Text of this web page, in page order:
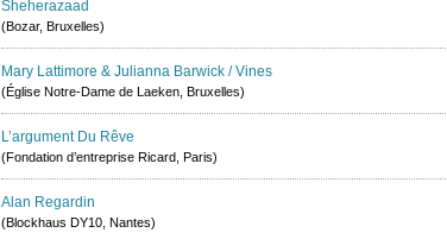
Sheherazaad
(Bozar, Bruxelles)
Mary Lattimore & Julianna Barwick / Vines
(Église Notre-Dame de Laeken, Bruxelles)
L’argument Du Rêve
(Fondation d’entreprise Ricard, Paris)
Alan Regardin
(Blockhaus DY10, Nantes)